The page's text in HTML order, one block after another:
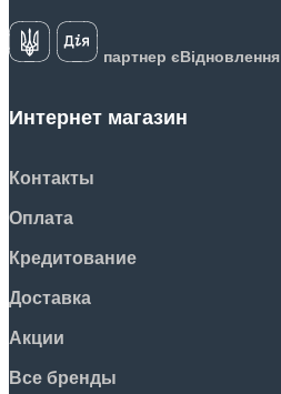
партнер єВідновлення
Интернет магазин
Контакты
Оплата
Кредитование
Доставка
Акции
Все бренды